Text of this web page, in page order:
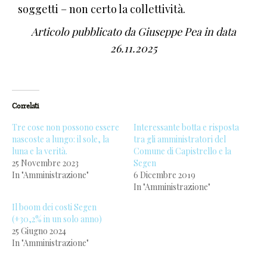
soggetti – non certo la collettività.
Articolo pubblicato da Giuseppe Pea in data
26.11.2025
Correlati
Tre cose non possono essere
nascoste a lungo: il sole, la
luna e la verità.
25 Novembre 2023
In "Amministrazione"
Interessante botta e risposta
tra gli amministratori del
Comune di Capistrello e la
Segen
6 Dicembre 2019
In "Amministrazione"
Il boom dei costi Segen
(+30,2% in un solo anno)
25 Giugno 2024
In "Amministrazione"
1
2